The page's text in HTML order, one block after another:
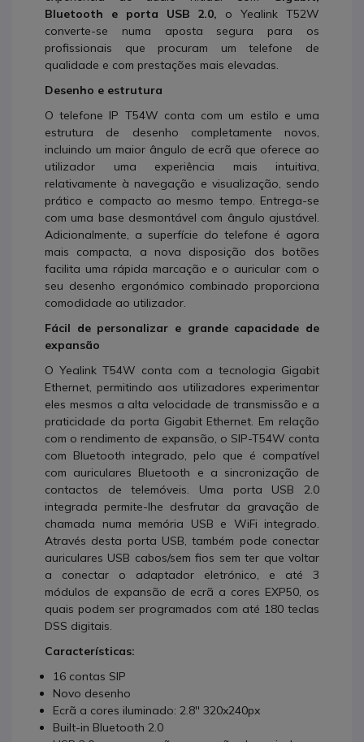
Bluetooth e porta USB 2.0, o Yealink T52W
converte-se numa aposta segura para os
profissionais que procuram um telefone de
qualidade e com prestações mais elevadas.
Desenho e estrutura
O telefone IP T54W conta com um estilo e uma
estrutura de desenho completamente novos,
incluindo um maior ângulo de ecrã que oferece ao
utilizador uma experiência mais intuitiva,
relativamente à navegação e visualização, sendo
prático e compacto ao mesmo tempo. Entrega-se
com uma base desmontável com ângulo ajustável.
Adicionalmente, a superfície do telefone é agora
mais compacta, a nova disposição dos botões
facilita uma rápida marcação e o auricular com o
seu desenho ergonómico combinado proporciona
comodidade ao utilizador.
Fácil de personalizar e grande capacidade de
expansão
O Yealink T54W conta com a tecnologia Gigabit
Ethernet, permitindo aos utilizadores experimentar
eles mesmos a alta velocidade de transmissão e a
praticidade da porta Gigabit Ethernet. Em relação
com o rendimento de expansão, o SIP-T54W conta
com Bluetooth integrado, pelo que é compatível
com auriculares Bluetooth e a sincronização de
contactos de telemóveis. Uma porta USB 2.0
integrada permite-lhe desfrutar da gravação de
chamada numa memória USB e WiFi integrado.
Através desta porta USB, também pode conectar
auriculares USB cabos/sem fios sem ter que voltar
a conectar o adaptador eletrónico, e até 3
módulos de expansão de ecrã a cores EXP50, os
quais podem ser programados com até 180 teclas
DSS digitais.
Características:
16 contas SIP
Novo desenho
Ecrã a cores iluminado: 2.8'' 320x240px
Built-in Bluetooth 2.0